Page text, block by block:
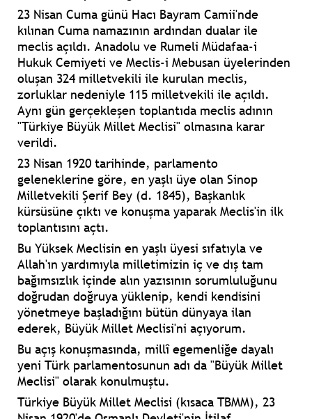
23 Nisan Cuma günü Hacı Bayram Camii'nde
kılınan Cuma namazının ardından dualar ile
meclis açıldı. Anadolu ve Rumeli Müdafaa-i
Hukuk Cemiyeti ve Meclis-i Mebusan üyelerinden
oluşan 324 milletvekili ile kurulan meclis,
zorluklar nedeniyle 115 milletvekili ile açıldı.
Aynı gün gerçekleşen toplantıda meclis adının
"Türkiye Büyük Millet Meclisi" olmasına karar
verildi.
23 Nisan 1920 tarihinde, parlamento
geleneklerine göre, en yaşlı üye olan Sinop
Milletvekili Şerif Bey (d. 1845), Başkanlık
kürsüsüne çıktı ve konuşma yaparak Meclis'in ilk
toplantısını açtı.
Bu Yüksek Meclisin en yaşlı üyesi sıfatıyla ve
Allah'ın yardımıyla milletimizin iç ve dış tam
bağımsızlık içinde alın yazısının sorumluluğunu
doğrudan doğruya yüklenip, kendi kendisini
yönetmeye başladığını bütün dünyaya ilan
ederek, Büyük Millet Meclisi'ni açıyorum.
Bu açış konuşmasında, millî egemenliğe dayalı
yeni Türk parlamentosunun adı da "Büyük Millet
Meclisi" olarak konulmuştu.
Türkiye Büyük Millet Meclisi (kısaca TBMM), 23